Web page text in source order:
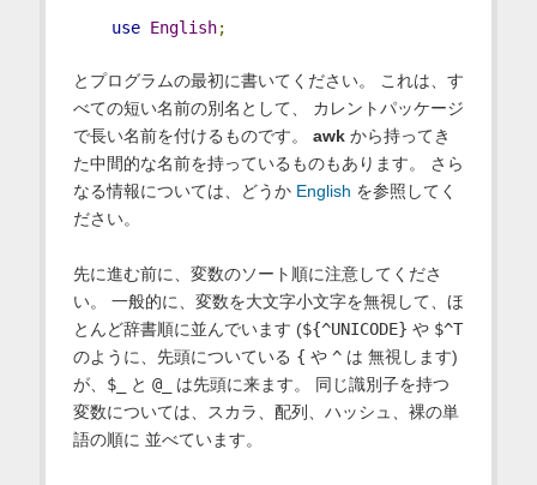
use English;
とプログラムの最初に書いてください。 これは、す
べての短い名前の別名として、 カレントパッケージ
で長い名前を付けるものです。 awkから持ってき
た中間的な名前を持っているものもあります。 さら
なる情報については、どうか English を参照してく
ださい。
先に進む前に、変数のソート順に注意してくださ
い。 一般的に、変数を大文字小文字を無視して、ほ
とんど辞書順に並んでいます (${^UNICODE} や $^T
のように、先頭についている { や ^は 無視します)
が、 $_ と @_
は先頭に来ます。 同じ識別子を持つ
変数については、スカラ、配列、ハッシュ、裸の単
語の順に 並べています。